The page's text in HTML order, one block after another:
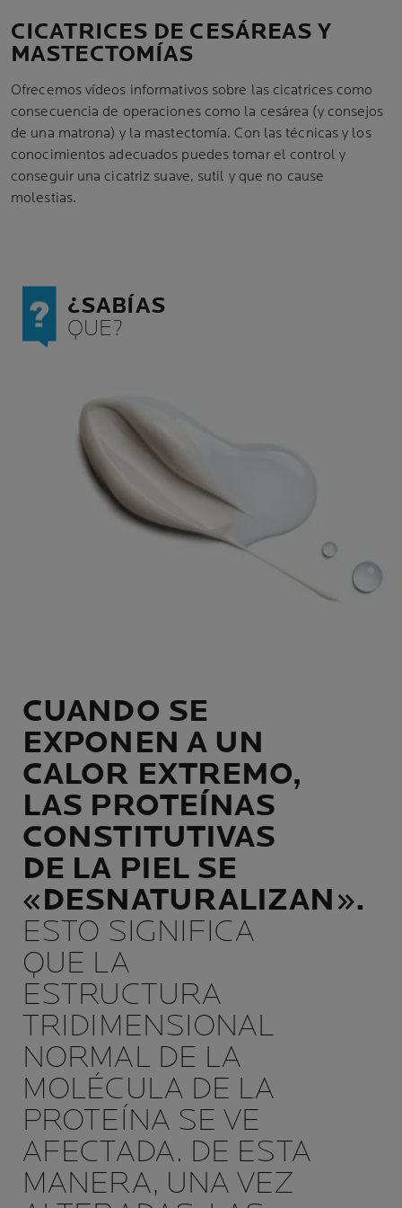
CICATRICES DE CESÁREAS Y
MASTECTOMÍAS
Ofrecemos vídeos informativos sobre las cicatrices como
consecuencia de operaciones como la cesárea (y consejos
de una matrona) y la mastectomía. Con las técnicas y los
conocimientos adecuados puedes tomar el control y
conseguir una cicatriz suave, sutil y que no cause
molestias.
¿SABÍAS
QUE?
CUANDO SE
EXPONEN A UN
CALOR EXTREMO,
LAS PROTEÍNAS
CONSTITUTIVAS
DE LA PIEL SE
«DESNATURALIZAN».
ESTO SIGNIFICA
QUE LA
ESTRUCTURA
TRIDIMENSIONAL
NORMAL DE LA
MOLÉCULA DE LA
PROTEÍNA SE VE
AFECTADA. DE ESTA
MANERA, UNA VEZ